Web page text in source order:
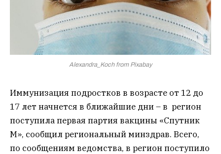
Alexandra_Koch from Pixabay
Иммунизация подростков в возрасте от 12 до
17 лет начнется в ближайшие дни – в регион
поступила первая партия вакцины «Спутник
М», сообщил региональный минздрав. Всего,
по сообщениям ведомства, в регион поступило